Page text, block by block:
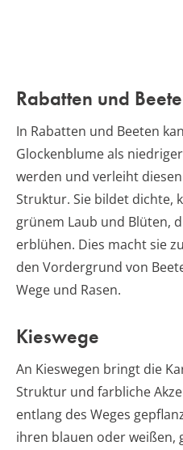
Rabatten und Beete
In Rabatten und Beeten
Glockenblume als
werden und verleiht
Struktur. Sie bildet dichte,
grünem Laub und Blüten,
erblühen. Dies macht sie
den Vordergrund von
Wege und Rasen.
Kieswege
An Kieswegen bringt die
Struktur und farbliche
entlang des Weges
ihren blauen oder weißen,